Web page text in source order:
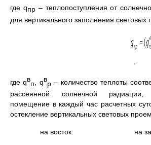
где qпр– теплопоступления от
для вертикального заполнения
,
где qв
п , qв
р– количество теплоты
рассеянной солнечной
помещение в каждый час расчетных
остекление вертикальных световых
на восток: на